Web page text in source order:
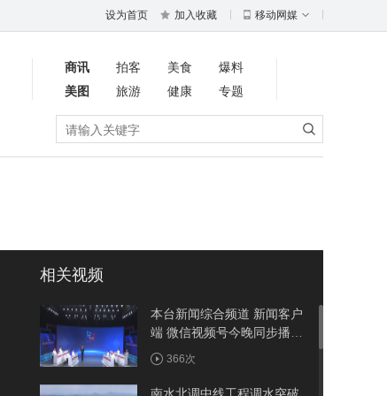
设为首页 加入收藏 移动网媒
商讯 拍客 美食
爆料
美图
旅游 健康
专题
相关视频
本台新闻综合频道 新闻客户
端 微信视频号今晚同步播出
《周五面对面》聚焦竹溪：
建强省际节点县 做优农旅大
文章
366次